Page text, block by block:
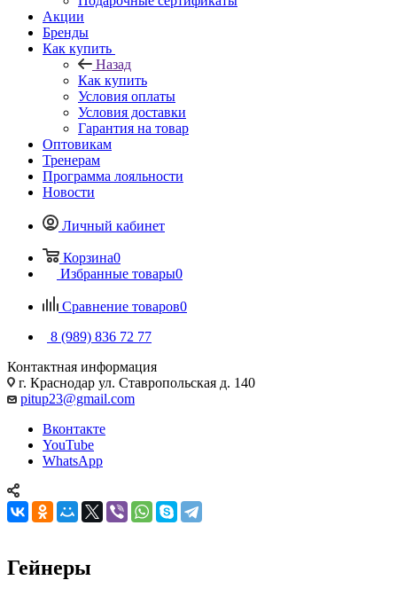
Акции
Бренды
Как купить
Назад
Как купить
Условия оплаты
Условия доставки
Гарантия на товар
Оптовикам
Тренерам
Программа лояльности
Новости
Личный кабинет
Корзина0
Избранные товары0
Сравнение товаров0
8 (989) 836 72 77
Контактная информация
г. Краснодар ул. Ставропольская д. 140
pitup23@gmail.com
Вконтакте
YouTube
WhatsApp
Гейнеры